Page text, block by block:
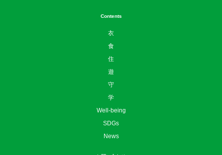
Contents
衣
食
住
遊
守
学
Well-being
SDGs
News